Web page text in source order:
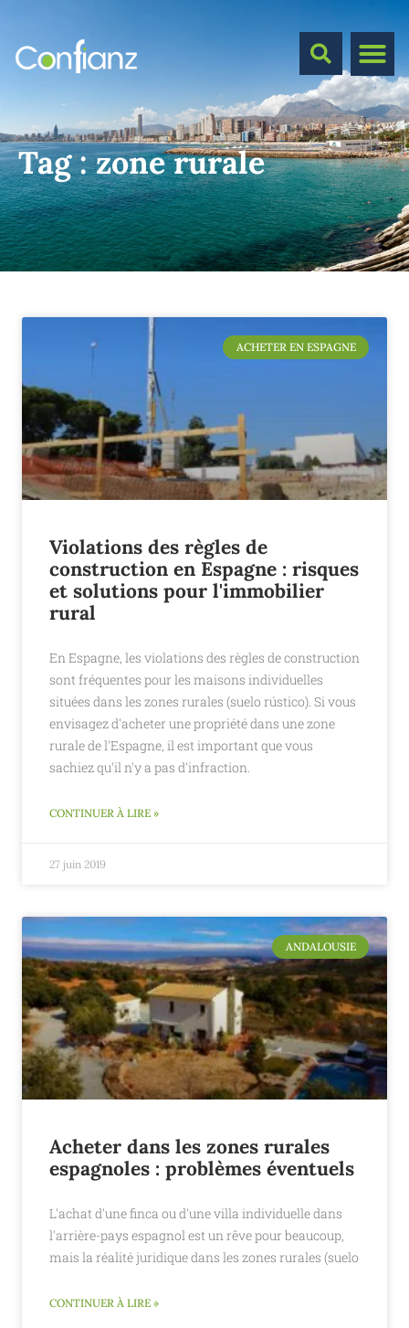
Tag :zone rurale
ACHETER EN ESPAGNE
Violations des règles de
construction en Espagne : risques
et solutions pour l'immobilier
rural
En Espagne, les violations des règles de construction
sont fréquentes pour les maisons individuelles
situées dans les zones rurales (suelo rústico). Si vous
envisagez d'acheter une propriété dans une zone
rurale de l'Espagne, il est important que vous
sachiez qu'il n'y a pas d'infraction.
CONTINUER À LIRE »
27 juin 2019
ANDALOUSIE
Acheter dans les zones rurales
espagnoles : problèmes éventuels
L'achat d'une finca ou d'une villa individuelle dans
l'arrière-pays espagnol est un rêve pour beaucoup,
mais la réalité juridique dans les zones rurales (suelo
CONTINUER À LIRE »